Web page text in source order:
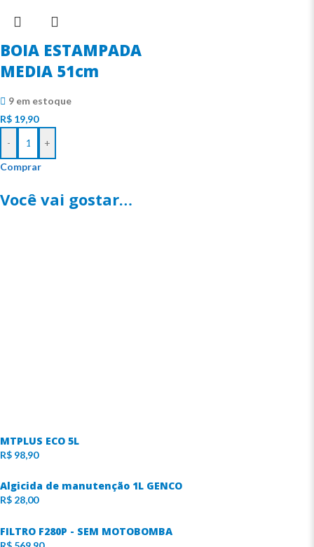
Você vai gostar…
MTPLUS ECO 5L
R$ 98,90
Algicida de manutenção 1L GENCO
R$ 28,00
FILTRO F280P - SEM MOTOBOMBA
BOIA ESTAMPADA
MEDIA 51cm
9 em estoque
R$ 19,90
-
+
Comprar